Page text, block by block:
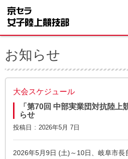
お知らせ
大会スケジュール
「第70回 中部実業団対抗陸上
らせ
投稿日 2026年5月 7日
2026年5月9日 (土)～10日、岐阜市長